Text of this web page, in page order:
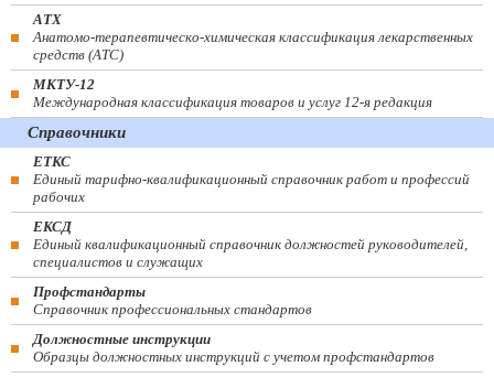
АТХ
Анатомо-терапевтическо-химическая классификация лекарственных
средств (ATC)
МКТУ-12
Международная классификация товаров и услуг 12-я редакция
Справочники
ЕТКС
Единый тарифно-квалификационный справочник работ и профессий
рабочих
ЕКСД
Единый квалификационный справочник должностей руководителей,
специалистов и служащих
Профстандарты
Справочник профессиональных стандартов
Должностные инструкции
Образцы должностных инструкций с учетом профстандартов